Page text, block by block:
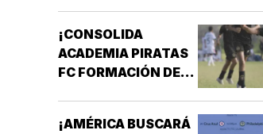
¡CONSOLIDA
ACADEMIA PIRATAS
FC FORMACIÓN DE
¡AMÉRICA BUSCARÁ